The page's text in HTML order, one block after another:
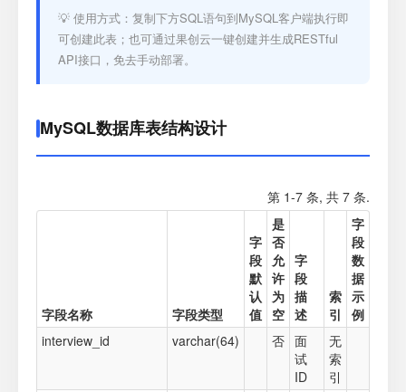
接口测试💡 使用方式：复制下方SQL语句到MySQL客户端执行即
可创建此表；也可通过果创云一键创建并生成RESTful
API接口，免去手动部署。
MySQL数据库表结构设计
第 1-7 条, 共 7 条.
字段名称 字段类型
字
段
默
认
值
是
否
允
许
为
空
字
段
描
述
索
引
字
段
数
据
示
例
interview_id
varchar(64) 否 面
试
ID
无
索
引